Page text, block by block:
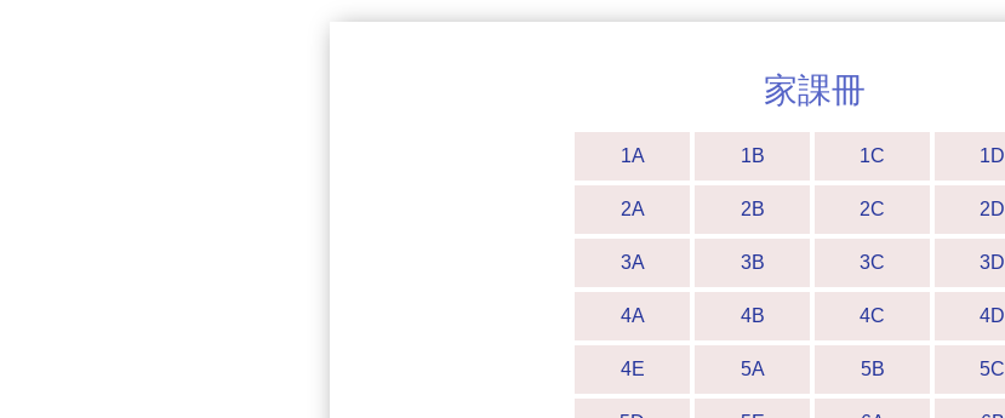
家課冊
1A 1B 1C 1D
2A 2B 2C 2D
3A 3B 3C 3D
4A 4B 4C 4D
4E 5A 5B 5C